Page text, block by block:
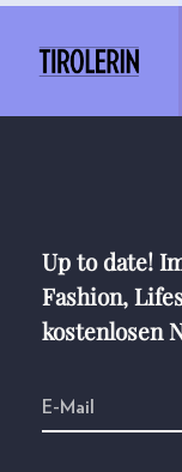
Up to date!
Fashion,
kostenlosen